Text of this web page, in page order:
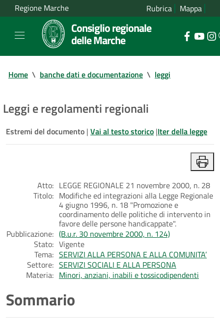
Regione Marche Rubrica Mappa
Consiglio regionale
delle Marche
Home \ banche dati e documentazione \ leggi
Leggi e regolamenti regionali
Estremi del documento | Vai al testo storico |Iter della legge
Atto: LEGGE REGIONALE 21 novembre 2000, n. 28
Titolo: Modifiche ed integrazioni alla Legge Regionale
4 giugno 1996, n. 18 "Promozione e
coordinamento delle politiche di intervento in
favore delle persone handicappate".
Pubblicazione: (B.u.r. 30 novembre 2000, n. 124)
Stato: Vigente
Tema: SERVIZI ALLA PERSONA E ALLA COMUNITA’
Settore: SERVIZI SOCIALI E ALLA PERSONA
Materia: Minori, anziani, inabili e tossicodipendenti
Sommario